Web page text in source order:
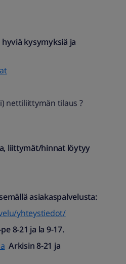
kysymyksiä ja
nettiliittymän tilaus ?
liittymät/hinnat löytyy
asiakaspalvelusta:
yhteystiedot/
8-21 ja la 9-17.
Arkisin 8-21 ja